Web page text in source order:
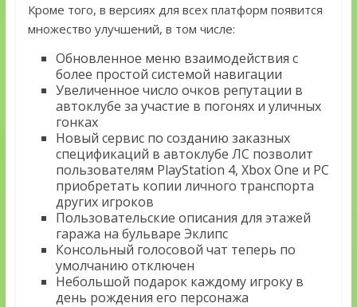
Кроме того, в версиях для всех платформ появится
множество улучшений, в том числе:
Обновленное меню взаимодействия с
более простой системой навигации
Увеличенное число очков репутации в
автоклубе за участие в погонях и уличных
гонках
Новый сервис по созданию заказных
спецификаций в автоклубе ЛС позволит
пользователям PlayStation 4, Xbox One и PC
приобретать копии личного транспорта
других игроков
Пользовательские описания для этажей
гаража на бульваре Эклипс
Консольный голосовой чат теперь по
умолчанию отключен
Небольшой подарок каждому игроку в
день рождения его персонажа